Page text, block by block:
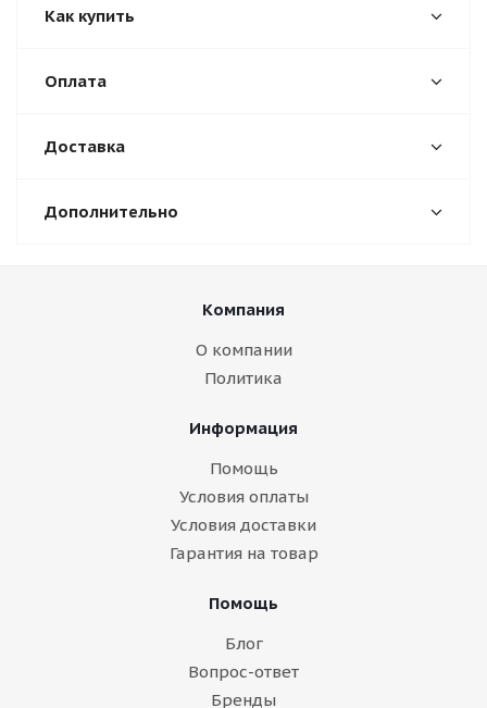
Как купить
Оплата
Доставка
Дополнительно
Компания
О компании
Политика
Информация
Помощь
Условия оплаты
Условия доставки
Гарантия на товар
Помощь
Блог
Вопрос-ответ
Бренды